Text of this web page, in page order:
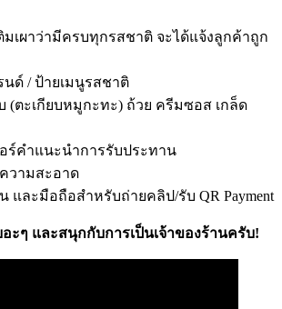
มเผาว่ามีครบทุกรสชาติ จะได้แจ้งลูกค้าถูก
นด์ / ป้ายเมนูรสชาติ
(ตะเกียบหมูกะทะ) ถ้วย ครีมซอส เกล็ด
อร์คำแนะนำการรับประทาน
วามสะอาด
และมือถือสำหรับถ่ายคลิป/รับ QR Payment
ะๆ และสนุกกับการเป็นเจ้าของร้านครับ!